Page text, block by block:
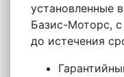
установленные
Базис-Моторс,
до истечения